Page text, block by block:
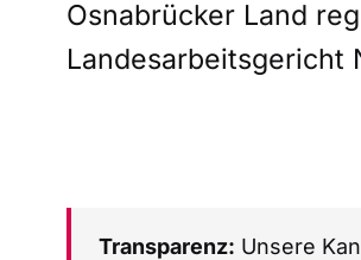
Osnabrücker Land
Landesarbeitsgericht
Transparenz: Unsere